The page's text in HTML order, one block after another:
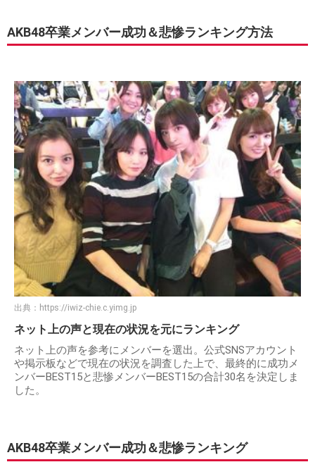
AKB48卒業メンバー成功＆悲惨ランキング方法
出典： https://iwiz-chie.c.yimg.jp
ネット上の声と現在の状況を元にランキング
ネット上の声を参考にメンバーを選出。公式SNSアカウント
や掲示板などで現在の状況を調査した上で、最終的に成功メ
ンバーBEST15と悲惨メンバーBEST15の合計30名を決定しま
した。
AKB48卒業メンバー成功＆悲惨ランキング